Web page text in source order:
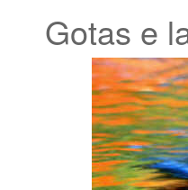
Gotas e